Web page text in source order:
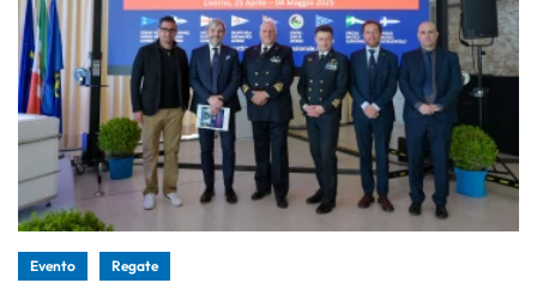
Evento Regate